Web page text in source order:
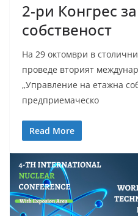
2-ри Конгрес
собственост
На 29 октомври в
проведе вторият
„Управление на етажна
предприемаческо
Read More